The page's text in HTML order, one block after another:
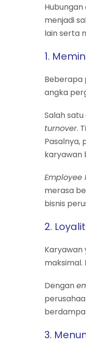
menjadi
lain serta
1.
Beberapa
angka
Salah
turnover.
Pasalnya,
karyawan
Employee
merasa
bisnis
2.
Dengan
3.